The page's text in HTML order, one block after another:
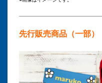
先行販売商品（一部）